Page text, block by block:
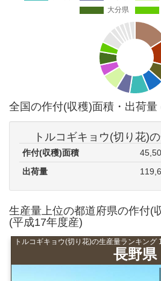
全国の作付(収穫)面積・出荷量
トルコギキョウ(切り花)
作付(収穫)面積
出荷量
生産量上位の都道府県の作付(
(平成17年度産)
トルコギキョウ(切り花)の生産量ランキング
長野県